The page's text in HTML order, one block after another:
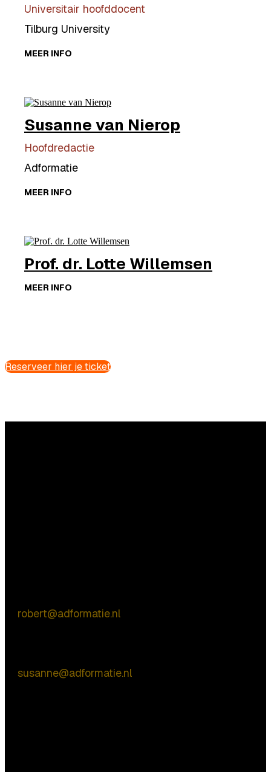
Universitair hoofddocent
Tilburg University
MEER INFO
Susanne van Nierop
Hoofdredactie
Adformatie
MEER INFO
Prof. dr. Lotte Willemsen
MEER INFO
Reserveer hier je ticket
robert@adformatie.nl
susanne@adformatie.nl